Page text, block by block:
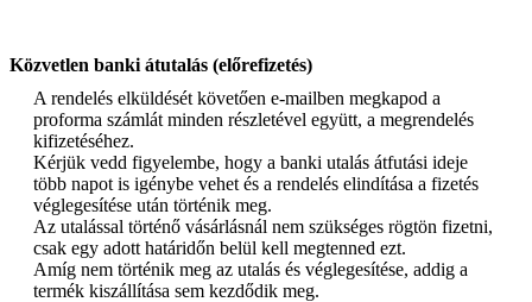
Közvetlen banki átutalás (előrefizetés)
A rendelés elküldését követően e-mailben megkapod a
proforma számlát minden részletével együtt, a megrendelés
kifizetéséhez.
Kérjük vedd figyelembe, hogy a banki utalás átfutási ideje
több napot is igénybe vehet és a rendelés elindítása a fizetés
véglegesítése után történik meg.
Az utalással történő vásárlásnál nem szükséges rögtön fizetni,
csak egy adott határidőn belül kell megtenned ezt.
Amíg nem történik meg az utalás és véglegesítése, addig a
termék kiszállítása sem kezdődik meg.